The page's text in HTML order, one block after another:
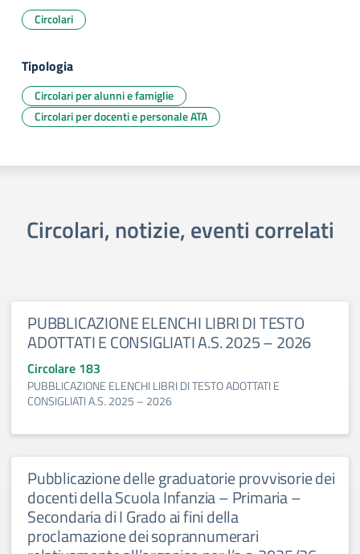
Circolari
Tipologia
Circolari per alunni e famiglie
Circolari per docenti e personale ATA
Circolari, notizie, eventi correlati
PUBBLICAZIONE ELENCHI LIBRI DI TESTO
ADOTTATI E CONSIGLIATI A.S. 2025 – 2026
Circolare 183
PUBBLICAZIONE ELENCHI LIBRI DI TESTO ADOTTATI E
CONSIGLIATI A.S. 2025 – 2026
Pubblicazione delle graduatorie provvisorie dei
docenti della Scuola Infanzia – Primaria –
Secondaria di I Grado ai fini della
proclamazione dei soprannumerari